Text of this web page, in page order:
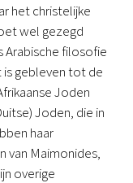
het christelijke
wel gezegd
Arabische filosofie
gebleven tot de
Joden
Joden, die in
haar
van Maimonides,
overige